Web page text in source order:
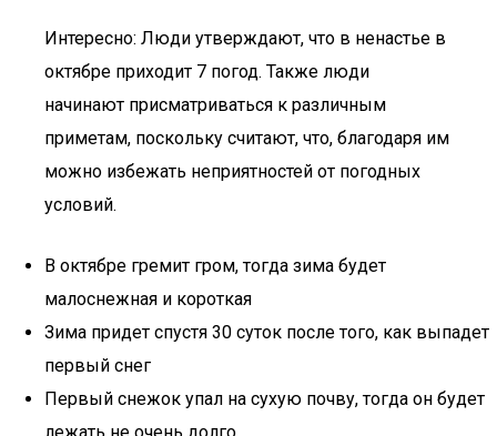
Интересно: Люди утверждают, что в ненастье в
октябре приходит 7 погод. Также люди
начинают присматриваться к различным
приметам, поскольку считают, что, благодаря им
можно избежать неприятностей от погодных
условий.
В октябре гремит гром, тогда зима будет
малоснежная и короткая
Зима придет спустя 30 суток после того, как выпадет
первый снег
Первый снежок упал на сухую почву, тогда он будет